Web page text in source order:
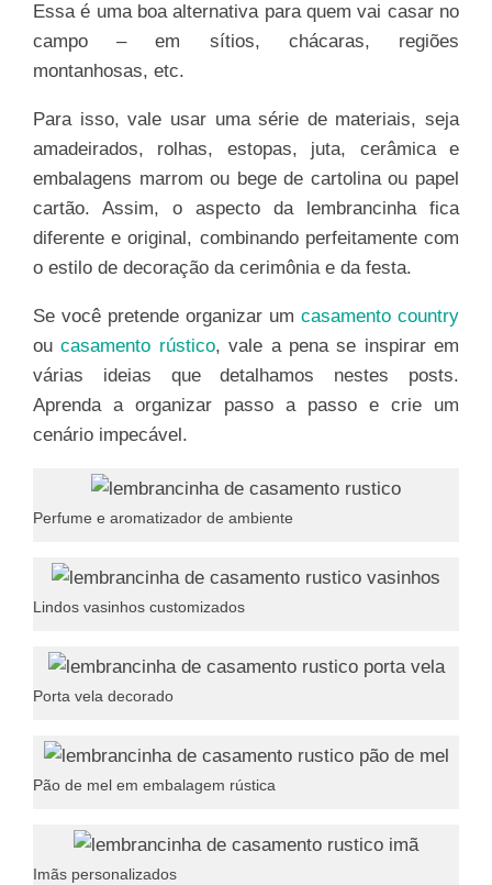
Essa é uma boa alternativa para quem vai casar no
campo – em sítios, chácaras, regiões
montanhosas, etc.
Para isso, vale usar uma série de materiais, seja
amadeirados, rolhas, estopas, juta, cerâmica e
embalagens marrom ou bege de cartolina ou papel
cartão. Assim, o aspecto da lembrancinha fica
diferente e original, combinando perfeitamente com
o estilo de decoração da cerimônia e da festa.
Se você pretende organizar um casamento country
oucasamento rústico, vale a pena se inspirar em
várias ideias que detalhamos nestes posts.
Aprenda a organizar passo a passo e crie um
cenário impecável.
Perfume e aromatizador de ambiente
Lindos vasinhos customizados
Porta vela decorado
Pão de mel em embalagem rústica
Imãs personalizados